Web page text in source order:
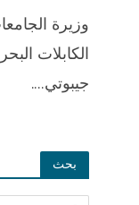
وزيرة
الكابلات
جيبوتي....
بحث